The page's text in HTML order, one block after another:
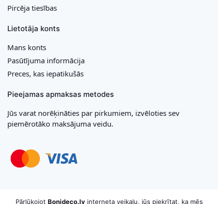
Pircēja tiesības
Lietotāja konts
Mans konts
Pasūtījuma informācija
Preces, kas iepatikušās
Pieejamas apmaksas metodes
Jūs varat norēķināties par pirkumiem, izvēloties sev
piemērotāko maksājuma veidu.
Pārlūkojot Bonideco.lvinterneta veikalu, jūs piekrītat, ka mēs